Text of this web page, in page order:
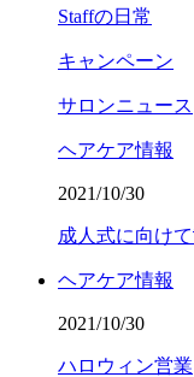
Staffの日常
キャンペーン
サロンニュース
ヘアケア情報
2021/10/30
成人式に向け
ヘアケア情報
2021/10/30
ハロウィン営業